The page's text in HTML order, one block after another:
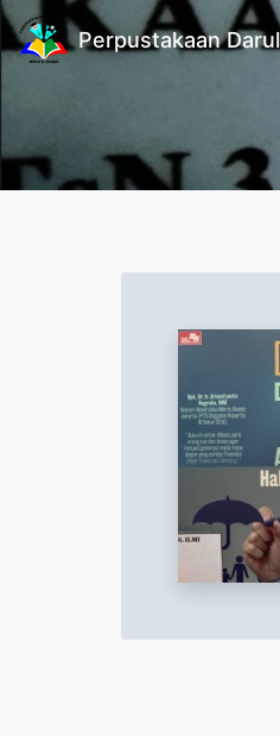
Perpustakaan